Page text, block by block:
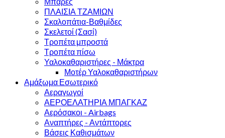
ΠΛΑΙΣΙΑ ΤΖΑΜΙΩΝ
Σκαλοπάτια-Βαθμίδες
Σκελετοί (Σασί)
Τροπέτα μπροστά
Τροπέτα πίσω
Υαλοκαθαριστήρες - Μάκτρα
Μοτέρ Υαλοκαθαριστήρων
Αμάξωμα Εσωτερικό
Αεραγωγοί
ΑΕΡΟΕΛΑΤΗΡΙΑ ΜΠΑΓΚΑΖ
Αερόσακοι - Airbags
Αναπτήρες - Αντάπτορες
Βάσεις Καθισμάτων